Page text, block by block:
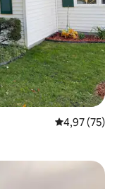
Gemiddelde
4,97 (75)